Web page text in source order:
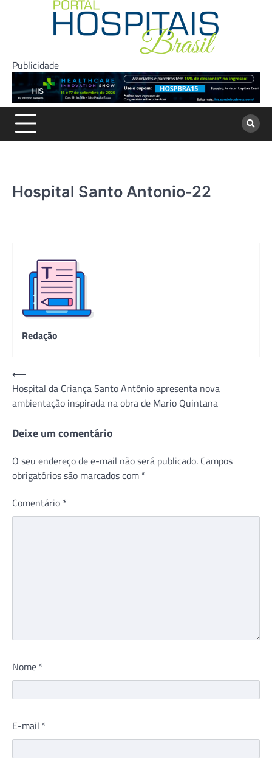
Publicidade
Hospital Santo Antonio-22
Redação
Navegação
de
Post
⟵
Hospital da Criança Santo Antônio apresenta nova
ambientação inspirada na obra de Mario Quintana
Deixe um comentário
O seu endereço de e-mail não será publicado. Campos
obrigatórios são marcados com *
Comentário *
Nome *
E-mail *